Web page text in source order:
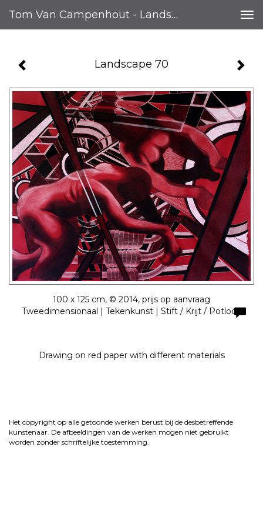
Tom Van Campenhout - Landscape 70
Landscape 70
100 x 125 cm, © 2014, prijs op aanvraag
Tweedimensionaal | Tekenkunst | Stift / Krijt / Potlood
Drawing on red paper with different materials
Het copyright op alle getoonde werken berust bij de desbetreffende
kunstenaar. De afbeeldingen van de werken mogen niet gebruikt
worden zonder schriftelijke toestemming.